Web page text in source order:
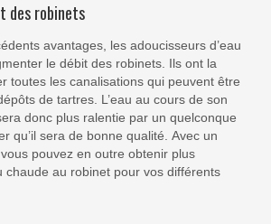
des robinets
avantages, les adoucisseurs d’eau
le débit des robinets. Ils ont la
toutes les canalisations qui peuvent être
de tartres. L’eau au cours de son
donc plus ralentie par un quelconque
qu’il sera de bonne qualité. Avec un
pouvez en outre obtenir plus
chaude au robinet pour vos différents